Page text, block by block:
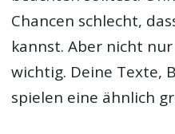
Chancen schlecht,
kannst. Aber nicht
wichtig. Deine Texte,
spielen eine ähnlich